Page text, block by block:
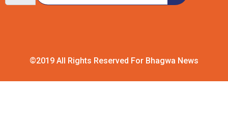
©2019 All Rights Reserved For Bhagwa News